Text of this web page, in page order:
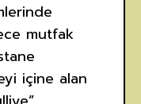
mutfak
içine alan